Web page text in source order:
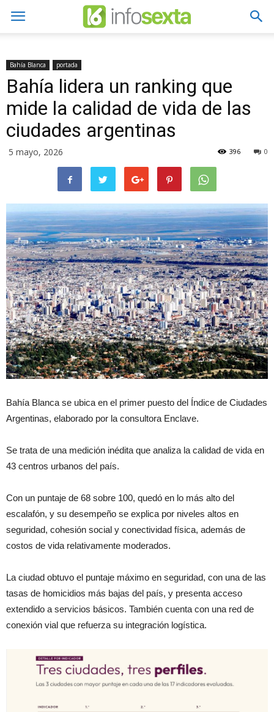
Bahía Blanca portada
Bahía lidera un ranking que
mide la calidad de vida de las
ciudades argentinas
5 mayo, 2026 0
396
Bahía Blanca se ubica en el primer puesto del Índice de Ciudades
Argentinas, elaborado por la consultora Enclave.
Se trata de una medición inédita que analiza la calidad de vida en
43 centros urbanos del país.
Con un puntaje de 68 sobre 100, quedó en lo más alto del
escalafón, y su desempeño se explica por niveles altos en
seguridad, cohesión social y conectividad física, además de
costos de vida relativamente moderados.
La ciudad obtuvo el puntaje máximo en seguridad, con una de las
tasas de homicidios más bajas del país, y presenta acceso
extendido a servicios básicos. También cuenta con una red de
conexión vial que refuerza su integración logística.